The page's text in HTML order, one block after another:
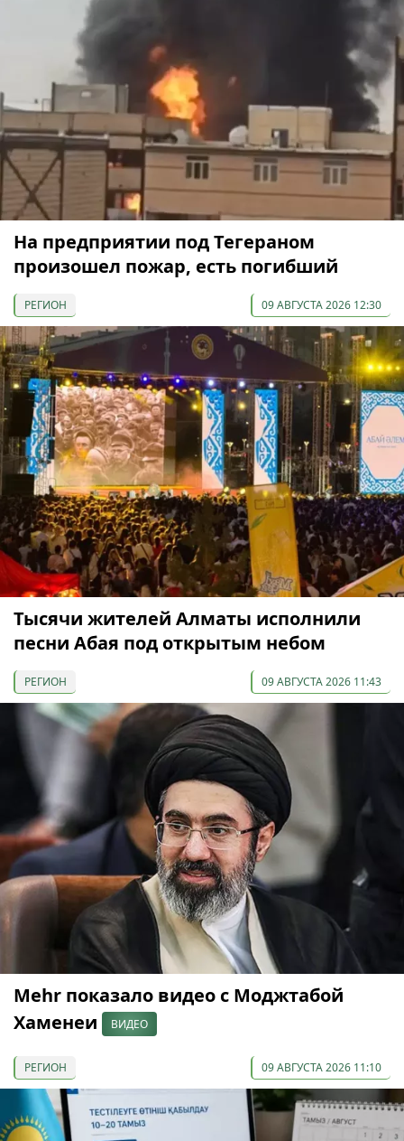
На предприятии под Тегераном
произошел пожар, есть погибший
РЕГИОН 09 АВГУСТА 2026 12:30
Тысячи жителей Алматы исполнили
песни Абая под открытым небом
РЕГИОН 09 АВГУСТА 2026 11:43
Mehr показало видео с Моджтабой
Хаменеи
ВИДЕО
РЕГИОН 09 АВГУСТА 2026 11:10